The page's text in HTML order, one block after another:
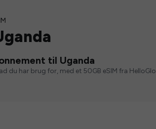
til Uganda
du har brug for, med et 50GB eSIM fra